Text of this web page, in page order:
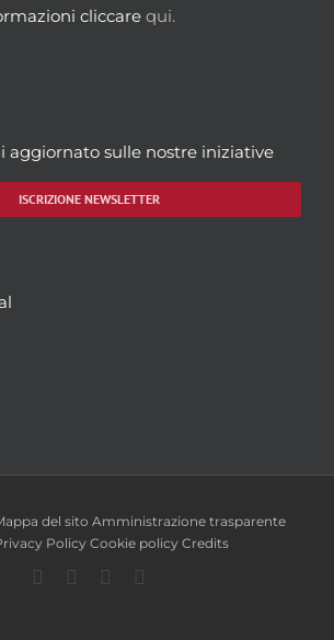
cliccare qui.
aggiornato sulle nostre iniziative
ISCRIZIONE NEWSLETTER
del sito Amministrazione trasparente
Policy Cookie policy Credits
Facebook
TwitterYouTube